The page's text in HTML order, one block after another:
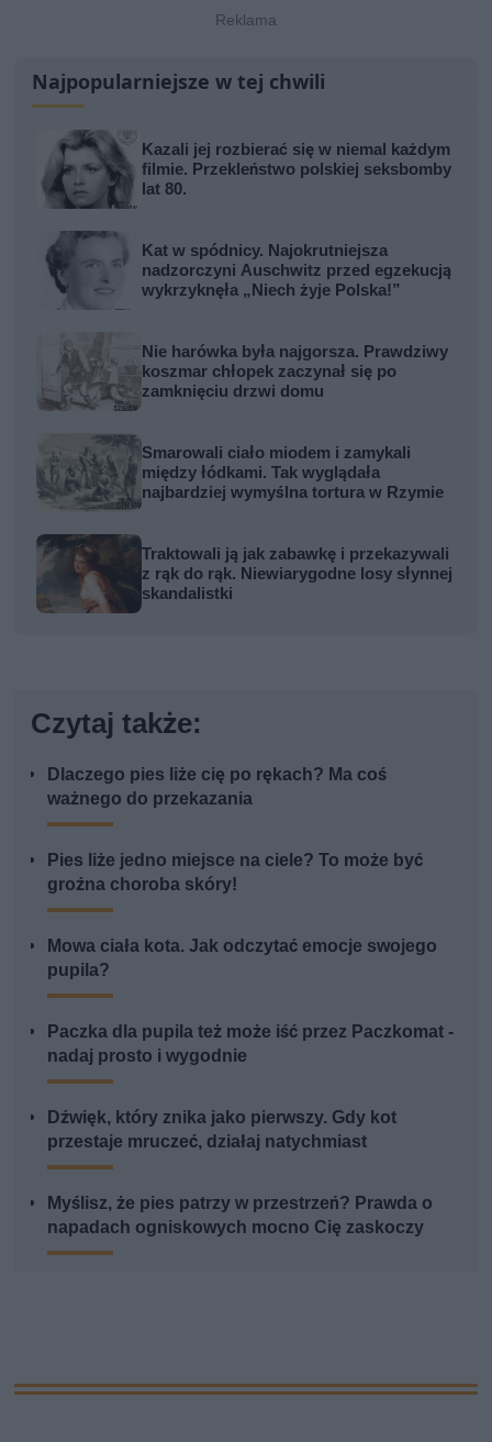
Najpopularniejsze w tej chwili
Kazali jej rozbierać się w niemal każdym
filmie. Przekleństwo polskiej seksbomby
lat 80.
Kat w spódnicy. Najokrutniejsza
nadzorczyni Auschwitz przed egzekucją
wykrzyknęła „Niech żyje Polska!”
Nie harówka była najgorsza. Prawdziwy
koszmar chłopek zaczynał się po
zamknięciu drzwi domu
Smarowali ciało miodem i zamykali
między łódkami. Tak wyglądała
najbardziej wymyślna tortura w Rzymie
Traktowali ją jak zabawkę i przekazywali
z rąk do rąk. Niewiarygodne losy słynnej
skandalistki
Czytaj także:
Dlaczego pies liże cię po rękach? Ma coś
ważnego do przekazania
Pies liże jedno miejsce na ciele? To może być
groźna choroba skóry!
Mowa ciała kota. Jak odczytać emocje swojego
pupila?
Paczka dla pupila też może iść przez Paczkomat -
nadaj prosto i wygodnie
Dźwięk, który znika jako pierwszy. Gdy kot
przestaje mruczeć, działaj natychmiast
Myślisz, że pies patrzy w przestrzeń? Prawda o
napadach ogniskowych mocno Cię zaskoczy